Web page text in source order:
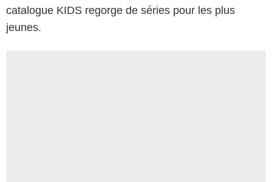
catalogue KIDS regorge de séries pour les plus
jeunes.